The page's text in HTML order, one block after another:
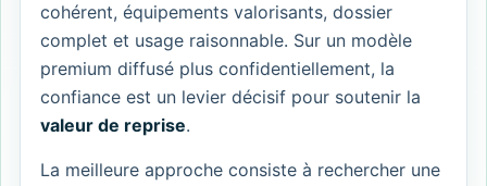
cohérent, équipements valorisants, dossier
complet et usage raisonnable. Sur un modèle
premium diffusé plus confidentiellement, la
confiance est un levier décisif pour soutenir la
valeur de reprise.
La meilleure approche consiste à rechercher une